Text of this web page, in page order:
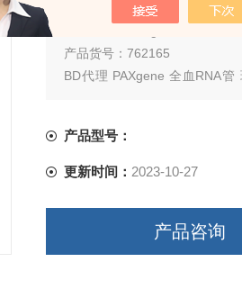
产品名称：BD
产品货号：762165
BD代理 PAXgene 全血RNA
产品型号：
更新时间： 2023-10-27
产品咨询